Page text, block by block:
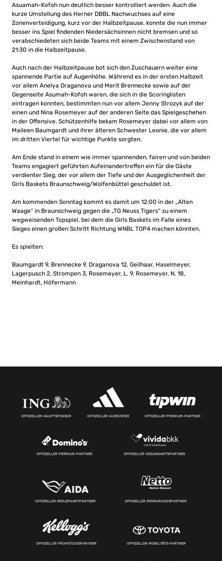
Asuamah-Kofoh nun deutlich besser kontrolliert werden. Auch die
kurze Umstellung des Herner DBBL Nachwuchses auf eine
Zonenverteidigung, kurz vor der Halbzeitpause, konnte die nun immer
besser ins Spiel findenden Niedersächsinnen nicht bremsen und so
verabschiedeten sich beide Teams mit einem Zwischenstand von
21:30 in die Halbzeitpause.
Auch nach der Halbzeitpause bot sich den Zuschauern weiter eine
spannende Partie auf Augenhöhe. Während es in der ersten Halbzeit
vor allem Anelya Draganova und Merit Brennecke sowie auf der
Gegenseite Asumah-Kofoh waren, die sich in die Scoringlisten
eintragen konnten, bestimmten nun vor allem Jenny Strozyk auf der
einen und Nina Rosemeyer auf der anderen Seite das Spielgeschehen
in der Offensive. Schützenhilfe bekam Rosemeyer dabei vor allem von
Maileen Baumgardt und ihrer älteren Schwester Leonie, die vor allem
im dritten Viertel für wichtige Punkte sorgten.
Am Ende stand in einem wie immer spannenden, fairen und von beiden
Teams engagiert geführten Aufeinandertreffen ein für die Gäste
verdienter Sieg, der vor allem der Tiefe und der Ausgeglichenheit der
Girls Baskets Braunschweig/Wolfenbüttel geschuldet ist.
Am kommenden Sonntag kommt es damit um 12:00 in der „Alten
Waage“ in Braunschweig gegen die „TG Neuss Tigers“ zu einem
wegweisenden Topspiel, bei dem die Girls Baskets im Falle eines
Sieges einen großen Schritt Richtung WNBL TOP4 machen könnten.
Es spielten:
Baumgardt 9, Brennecke 9, Draganova 12, Geilhaar, Haselmeyer,
Lagerpusch 2, Strompen 3, Rosemeyer, L. 9, Rosemeyer, N. 18,
Meinhardt, Höfermann
OFFIZIELLER HAUPTSPONSOR OFFIZIELLER AUSRÜSTER OFFIZIELLER PREMIUM-PARTNER
OFFIZIELLER PREMIUM-PARTNER OFFIZIELLER GESUNDHEITSPARTNER
OFFIZIELLER KREUZFAHRTPARTNER OFFIZIELLER ERNÄHRUNGSPARTNER
OFFIZIELLER FRÜHSTÜCKSPARTNER OFFIZIELLER MOBILITÄTS-PARTNER